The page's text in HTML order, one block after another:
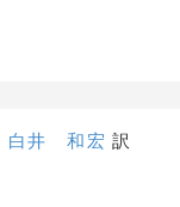
白井 和宏 訳